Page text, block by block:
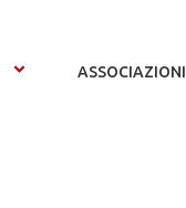
ASSOCIAZIONI